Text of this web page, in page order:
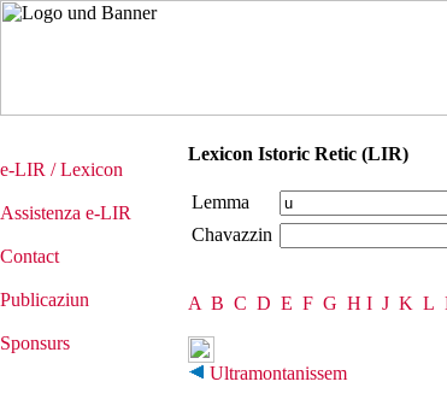
e-LIR / Lexicon
Assistenza e-LIR
Contact
Publicaziun
Sponsurs
Lexicon Istoric Retic (LIR)
Lemma
Chavazzin
A B C D E F G H I J K L
Ultramontanissem